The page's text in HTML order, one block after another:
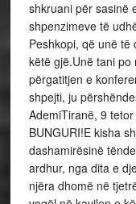
shkruani për sasinë
shpenzimeve të
Peshkopi, që unë të
këtë gjë.Unë tani
përgatitjen e
shpejti, ju
AdemiTiranë, 9
BUNGURI!E kisha
dashamirësinë
ardhur, nga dita e
njëra dhomë në